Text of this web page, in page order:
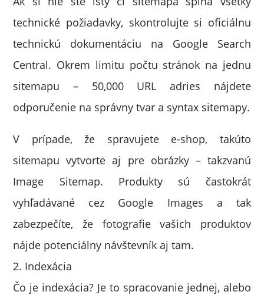
technické požiadavky, skontrolujte si oficiálnu
technickú dokumentáciu na Google Search
Central. Okrem limitu počtu stránok na jednu
sitemapu – 50,000 URL adries nájdete
odporučenie na správny tvar a syntax sitemapy.
V prípade, že spravujete e-shop, takúto
sitemapu vytvorte aj pre obrázky – takzvanú
Image Sitemap. Produkty sú častokrát
vyhľadávané cez Google Images a tak
zabezpečíte, že fotografie vašich produktov
nájde potenciálny návštevník aj tam.
2. Indexácia
Čo je indexácia? Je to spracovanie jednej, alebo